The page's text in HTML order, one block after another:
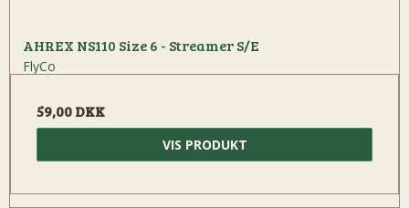
AHREX NS110 Size 6 - Streamer S/E
FlyCo
59,00 DKK
VIS PRODUKT